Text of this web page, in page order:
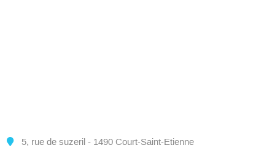
5, rue de suzeril - 1490 Court-Saint-Etienne